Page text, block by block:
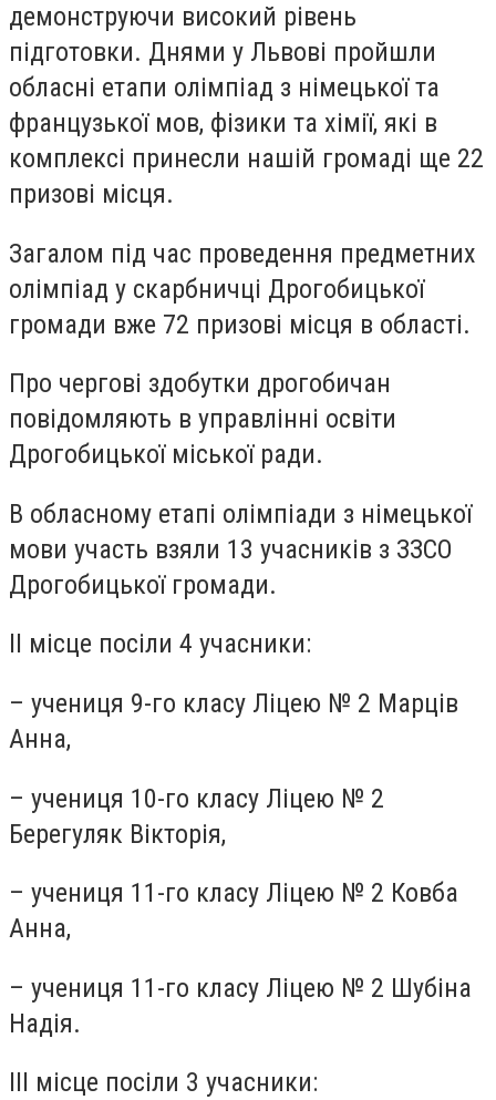
демонструючи високий рівень
підготовки. Днями у Львові пройшли
обласні етапи олімпіад з німецької та
французької мов, фізики та хімії, які в
комплексі принесли нашій громаді ще 22
призові місця.
Загалом під час проведення предметних
олімпіад у скарбничці Дрогобицької
громади вже 72 призові місця в області.
Про чергові здобутки дрогобичан
повідомляють в управлінні освіти
Дрогобицької міської ради.
В обласному етапі олімпіади з німецької
мови участь взяли 13 учасників з ЗЗСО
Дрогобицької громади.
ІІ місце посіли 4 учасники:
– учениця 9-го класу Ліцею № 2 Марців
Анна,
– учениця 10-го класу Ліцею № 2
Берегуляк Вікторія,
– учениця 11-го класу Ліцею № 2 Ковба
Анна,
– учениця 11-го класу Ліцею № 2 Шубіна
Надія.
ІІІ місце посіли 3 учасники: